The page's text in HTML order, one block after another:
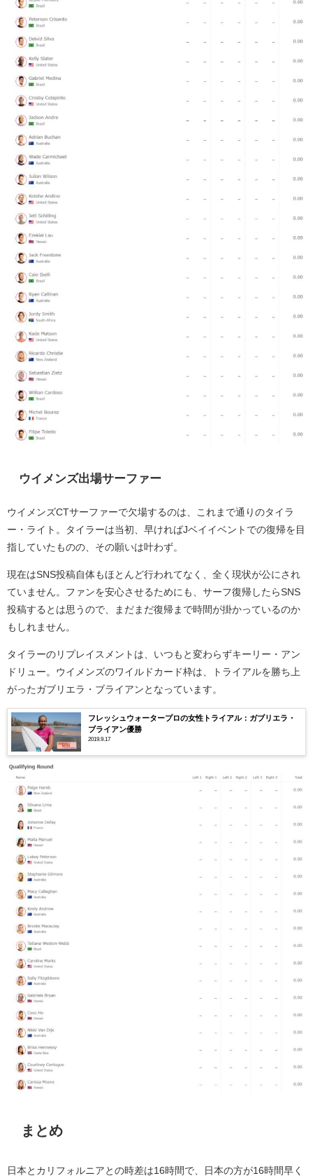
ウイメンズ出場サーファー
ウイメンズCTサーファーで欠場するのは、これまで通りのタイラ
ー・ライト。タイラーは当初、早ければJベイイベントでの復帰を目
指していたものの、その願いは叶わず。
現在はSNS投稿自体もほとんど行われてなく、全く現状が公にされ
ていません。ファンを安心させるためにも、サーフ復帰したらSNS
投稿するとは思うので、まだまだ復帰まで時間が掛かっているのか
もしれません。
タイラーのリプレイスメントは、いつもと変わらずキーリー・アン
ドリュー。ウイメンズのワイルドカード枠は、トライアルを勝ち上
がったガブリエラ・ブライアンとなっています。
フレッシュウォータープロの女性トライアル：ガブリエラ・
ブライアン優勝
2019.9.17
まとめ
日本とカリフォルニアとの時差は16時間で、日本の方が16時間早く